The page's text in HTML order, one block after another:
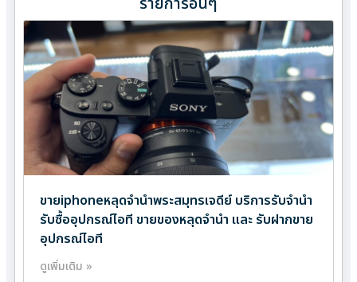
ขายiphoneหลุดจำนำพระสมุทรเจดีย์ บริการรับจำนำ
รับซื้ออุปกรณ์ไอที ขายของหลุดจำนำ และ รับฝากขาย
อุปกรณ์ไอที
ดูเพิ่มเติม »